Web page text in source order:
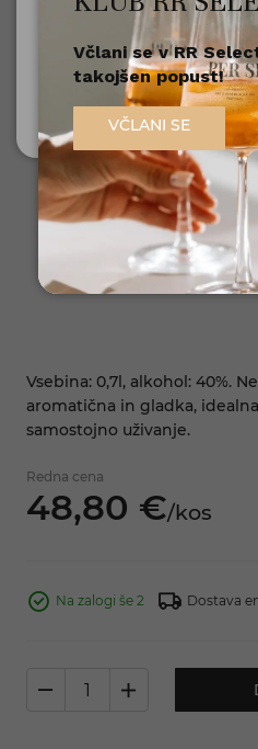
Vsebina: 0,7l, alkohol: 40%.
aromatična in gladka,
samostojno uživanje.
Redna cena
48,80 €/kos
Na zalogi še 2 Dostava
Nisem
Sem
Včlani se v RR
takojšen popust!
VČLANI SE